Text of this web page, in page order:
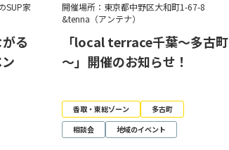
SUP家
る
開催場所：東京都中野区大和町1-67-8
&tenna（アンテナ）
「local terrace千葉～多古町
～」開催のお知らせ！
香取・東総ゾーン
多古町
相談会
地域のイベント